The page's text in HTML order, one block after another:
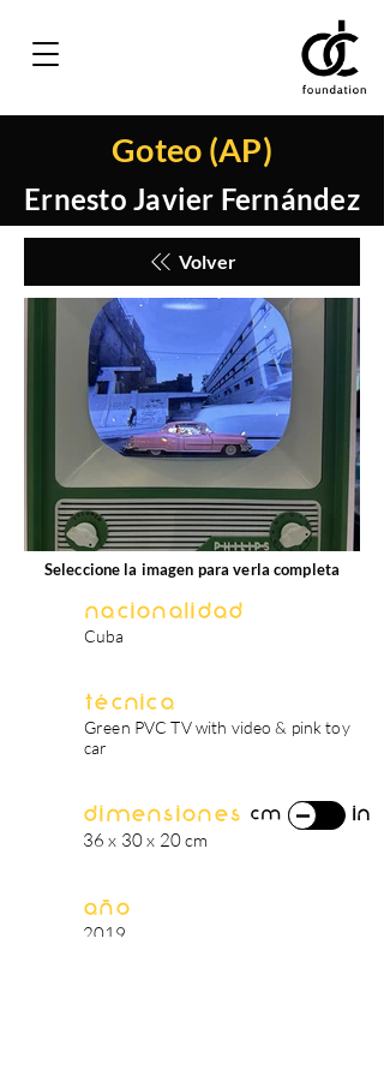
Goteo (AP)
Ernesto Javier Fernández
Volver
Seleccione la imagen para verla completa
Nacionalidad
Cuba
Técnica
Green PVC TV with video & pink toy
car
Dimensiones
36 x 30 x 20 cm
cm in
Año
2019